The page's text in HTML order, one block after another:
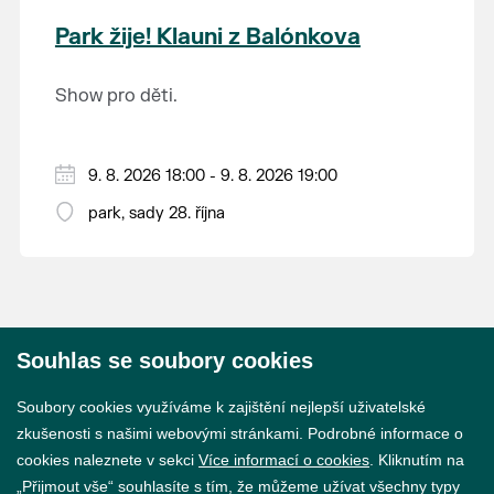
krajina na světě, která je zapsána na Seznam
světového přírodního a kulturního dědictví
Park žije! Klauni z Balónkova
Show pro děti.
9. 8. 2026 18:00 - 9. 8. 2026 19:00
park, sady 28. října
Souhlas se soubory cookies
Soubory cookies využíváme k zajištění nejlepší uživatelské
zkušenosti s našimi webovými stránkami. Podrobné informace o
cookies naleznete v sekci Více informací o cookies . Kliknutím na
„Přijmout vše“ souhlasíte s tím, že můžeme užívat všechny typy